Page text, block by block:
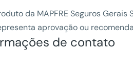
da MAPFRE Seguros Gerais
aprovação ou
de contato